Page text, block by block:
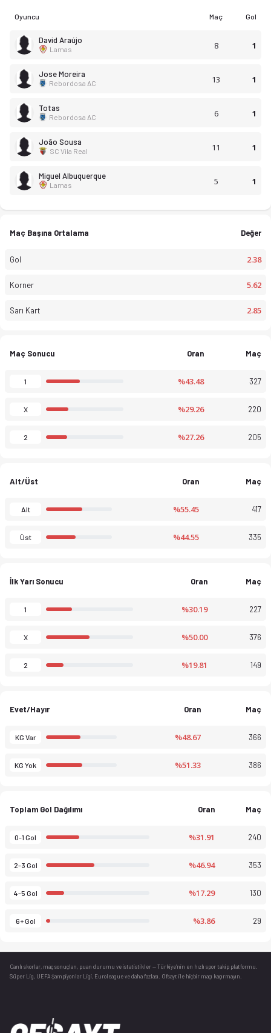
Campeonato de Portugal 25-26 sezonu puan durumu,
Oyuncu Maç Gol
David Araújo
Lamas 8 1
Jose Moreira
Rebordosa AC 13 1
Totas
Rebordosa AC 6 1
João Sousa
SC Vila Real 11 1
Miguel Albuquerque
Lamas 5 1
Maç Başına Ortalama Değer
Gol 2.38
Korner 5.62
Sarı Kart 2.85
Maç Sonucu Oran Maç
1 %43.48 327
X %29.26 220
2 %27.26 205
Alt/Üst Oran Maç
Alt %55.45 417
Üst %44.55 335
İlk Yarı Sonucu Oran Maç
1 %30.19 227
X %50.00 376
2 %19.81 149
Evet/Hayır Oran Maç
KG Var %48.67 366
KG Yok %51.33 386
Toplam Gol Dağılımı Oran Maç
0-1 Gol %31.91 240
2-3 Gol %46.94 353
4-5 Gol %17.29 130
6+ Gol %3.86 29
Canlı skorlar , maç sonuçları, puan durumu ve istatistikler — Türkiye’nin en hızlı spor takip platformu.
Süper Lig, UEFA Şampiyonlar Ligi, Euroleague ve daha fazlası. Ofsayt ile hiçbir maçı kaçırmayın.